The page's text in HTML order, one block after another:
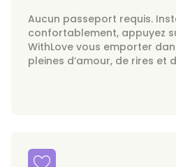
Aucun passeport requis.
confortablement, appuyez
WithLove vous emporter
pleines d’amour, de rires et